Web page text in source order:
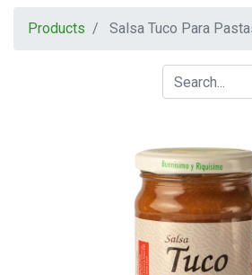
Products Salsa Tuco Para